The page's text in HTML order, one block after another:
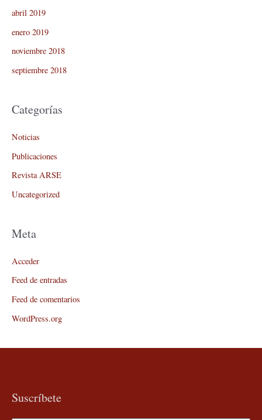
abril 2019
enero 2019
noviembre 2018
septiembre 2018
Categorías
Noticias
Publicaciones
Revista ARSE
Uncategorized
Meta
Acceder
Feed de entradas
Feed de comentarios
WordPress.org
Suscríbete